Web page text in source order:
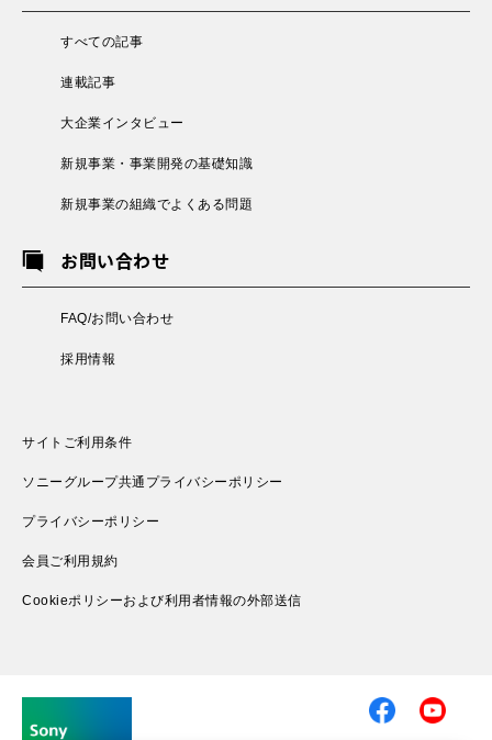
すべての記事
連載記事
大企業インタビュー
新規事業・事業開発の基礎知識
新規事業の組織でよくある問題
お問い合わせ
FAQ/お問い合わせ
採用情報
サイトご利用条件
ソニーグループ共通プライバシーポリシー
プライバシーポリシー
会員ご利用規約
Cookieポリシーおよび利用者情報の外部送信